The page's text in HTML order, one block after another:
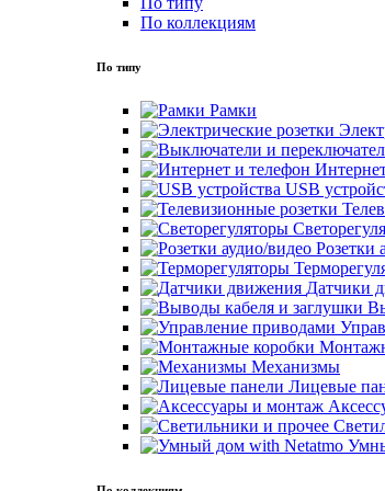
По коллекциям
По типу
Рамки
USB
Розетки
Датчики
Механизмы
Лицевые